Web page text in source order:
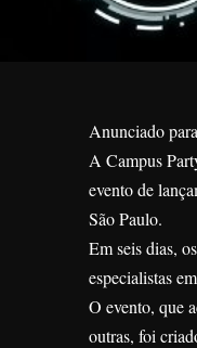
Anunciado
A Campus
evento de
São Paulo.
Em seis dias,
especialistas
O evento, que
outras, foi